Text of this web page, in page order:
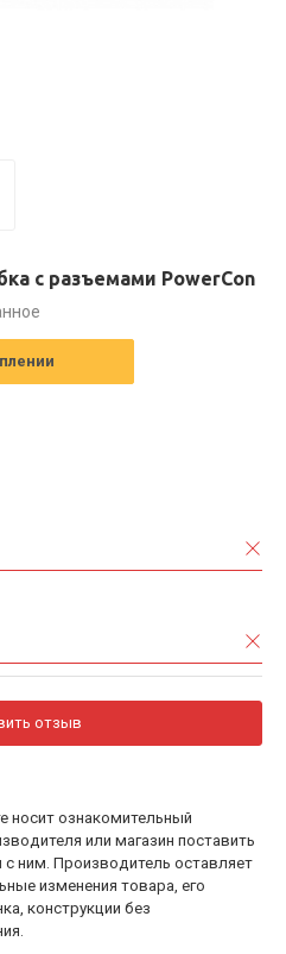
с разъемами PowerCon
отзыв
носит ознакомительный
или магазин поставить
ним. Производитель оставляет
изменения товара, его
конструкции без